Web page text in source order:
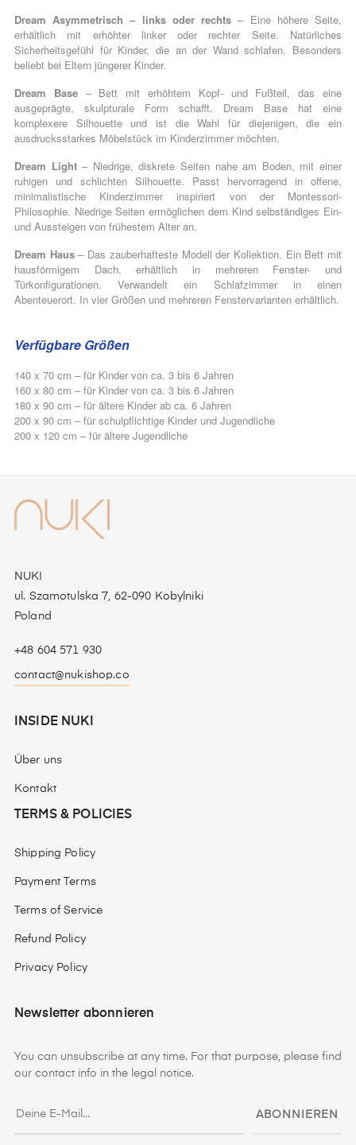
Dream Asymmetrisch – links oder rechts – Eine höhere Seite,
erhältlich mit erhöhter linker oder rechter Seite. Natürliches
Sicherheitsgefühl für Kinder, die an der Wand schlafen. Besonders
beliebt bei Eltern jüngerer Kinder.
Dream Base– Bett mit erhöhtem Kopf- und Fußteil, das eine
ausgeprägte, skulpturale Form schafft. Dream Base hat eine
komplexere Silhouette und ist die Wahl für diejenigen, die ein
ausdrucksstarkes Möbelstück im Kinderzimmer möchten.
Dream Light– Niedrige, diskrete Seiten nahe am Boden, mit einer
ruhigen und schlichten Silhouette. Passt hervorragend in offene,
minimalistische Kinderzimmer inspiriert von der Montessori-
Philosophie. Niedrige Seiten ermöglichen dem Kind selbständiges Ein-
und Aussteigen von frühestem Alter an.
Dream Haus– Das zauberhafteste Modell der Kollektion. Ein Bett mit
hausförmigem Dach, erhältlich in mehreren Fenster- und
Türkonfigurationen. Verwandelt ein Schlafzimmer in einen
Abenteuerort. In vier Größen und mehreren Fenstervarianten erhältlich.
Verfügbare Größen
140 x 70 cm – für Kinder von ca. 3 bis 6 Jahren
160 x 80 cm – für Kinder von ca. 3 bis 6 Jahren
180 x 90 cm – für ältere Kinder ab ca. 6 Jahren
200 x 90 cm – für schulpflichtige Kinder und Jugendliche
200 x 120 cm – für ältere Jugendliche
NUKI
ul. Szamotulska 7, 62-090 Kobylniki
Poland
+48 604 571 930
contact@nukishop.co
INSIDE NUKI
Über uns
Kontakt
TERMS & POLICIES
Shipping Policy
Payment Terms
Terms of Service
Refund Policy
Privacy Policy
Newsletter abonnieren
You can unsubscribe at any time. For that purpose, please find
our contact info in the legal notice.
ABONNIEREN